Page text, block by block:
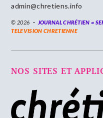
admin@chretiens.info
© 2026 JOURNAL CHRÉTIEN =
TELEVISION CHRETIENNE
NOS SITES ET